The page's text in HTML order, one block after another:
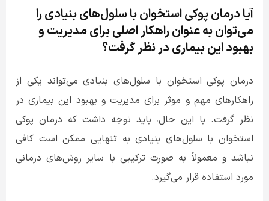
آیا درمان پوکی استخوان با سلول‌های بنیادی را
می‌توان به عنوان راهکار اصلی برای مدیریت و
بهبود این بیماری در نظر گرفت؟
درمان پوکی استخوان با سلول‌های بنیادی می‌تواند یکی از
راهکارهای مهم و موثر برای مدیریت و بهبود این بیماری در
نظر گرفت. با این حال، باید توجه داشت که درمان پوکی
استخوان با سلول‌های بنیادی به تنهایی ممکن است کافی
نباشد و معمولاً به صورت ترکیبی با سایر روش‌های درمانی
مورد استفاده قرار می‌گیرد.